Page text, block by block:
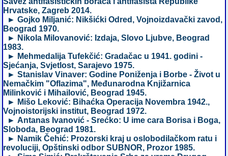
Hrvatske, Zagreb 2014.
► Gojko Miljanić: Nikšićki Odred, Vojnoizdavački zavod,
Beograd 1970.
► Nikola Milovanović: Izdaja, Slovo Ljubve, Beograd
1983.
► Mehmedalija Tufekčić: Gradačac u 1941. godini -
Sjećanja, Svjetlost, Sarajevo 1975.
► Stanislav Vinaver: Godine Poniženja i Borbe - Život u
Nemačkim "Oflazima", Međunarodna Knjižarnica
Milinković i Mihailović, Beograd 1945.
► Mišo Leković: Bihaćka Operacija Novembra 1942.,
Vojnoistorijski institut, Beograd 1972.
► Antanas Ivanović - Srećko: U ime cara Borisa i Boga,
Sloboda, Beograd 1981.
► Namik Čehić: Prozorski kraj u oslobodilačkom ratu i
revoluciji, Opštinski odbor SUBNOR, Prozor 1985.